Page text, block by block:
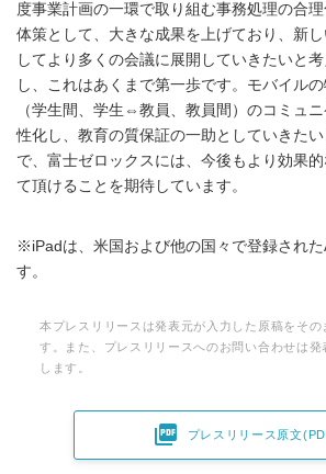
度事業計画の一環で取り組む事務処理の合
体策として、大きな成果を上げており、新
してより多くの会議に展開していきたいと
し、これはあくまで第一歩です。モバイル
（学生間、学生⇔教員、教員間）のコミュ
性化し、教育の質保証の一助としていきた
で、富士ゼロックスには、今後もより効果
て頂けることを期待しています。
※iPadは、米国および他の国々で登録され
す。
本プレスリリースは発表元が入力した原稿をその
す。また、プレスリリースへのお問い合わせは発
します。
 プレスリリース原文